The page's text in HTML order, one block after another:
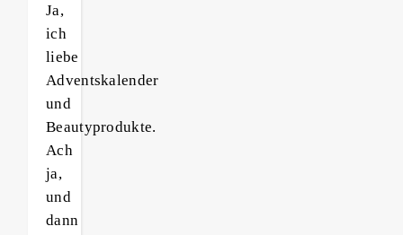
Ja,
ich
liebe
Adventskalender
und
Beautyprodukte.
Ach
ja,
und
dann